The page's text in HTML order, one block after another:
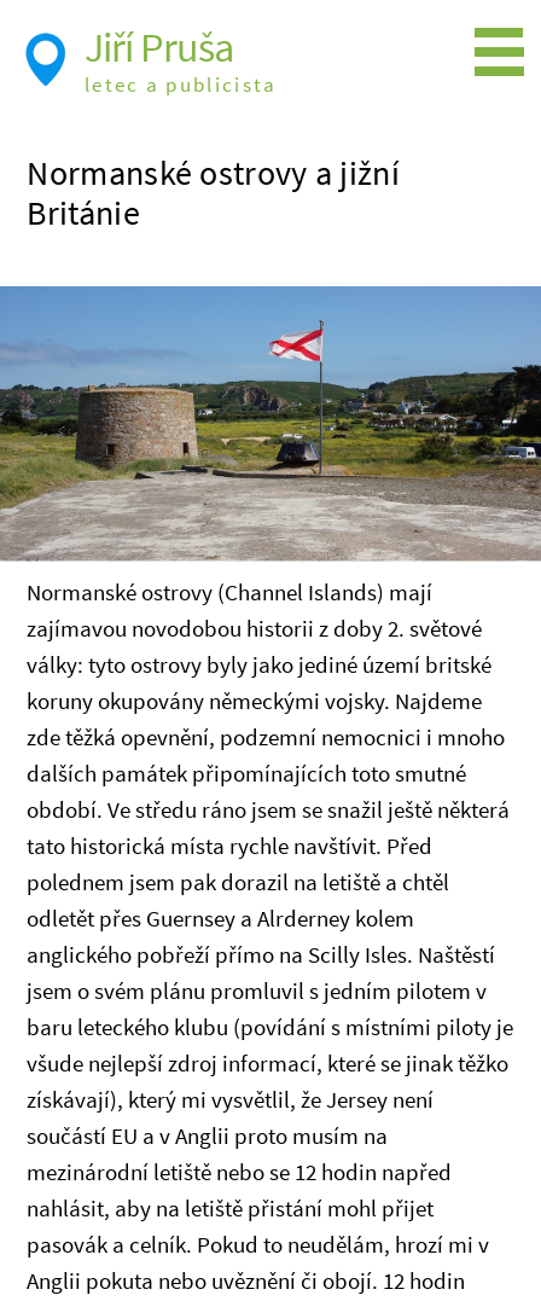
Normanské ostrovy a jižní
Británie
Normanské ostrovy (Channel Islands) mají
zajímavou novodobou historii z doby 2. světové
války: tyto ostrovy byly jako jediné území britské
koruny okupovány německými vojsky. Najdeme
zde těžká opevnění, podzemní nemocnici i mnoho
dalších památek připomínajících toto smutné
období. Ve středu ráno jsem se snažil ještě některá
tato historická místa rychle navštívit. Před
polednem jsem pak dorazil na letiště a chtěl
odletět přes Guernsey a Alrderney kolem
anglického pobřeží přímo na Scilly Isles. Naštěstí
jsem o svém plánu promluvil s jedním pilotem v
baru leteckého klubu (povídání s místními piloty je
všude nejlepší zdroj informací, které se jinak těžko
získávají), který mi vysvětlil, že Jersey není
součástí EU a v Anglii proto musím na
mezinárodní letiště nebo se 12 hodin napřed
nahlásit, aby na letiště přistání mohl přijet
pasovák a celník. Pokud to neudělám, hrozí mi v
Anglii pokuta nebo uvěznění či obojí. 12 hodin
Jiří Pruša
letec a publicista
Foto
Expedice
Moje knížky
Přednášky a školení
Trasy cest
Létání a historie